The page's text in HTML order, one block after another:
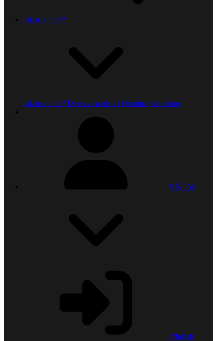
Jak nakoupit?
Jak nakoupit? Doprava a platba Poradna Společnost
Váš účet
Přihlásit